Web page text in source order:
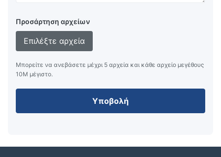
Προσάρτηση αρχείων
Επιλέξτε αρχεία
Μπορείτε να ανεβάσετε μέχρι 5 αρχεία και κάθε αρχείο μεγέθους
10M μέγιστο.
Υποβολή